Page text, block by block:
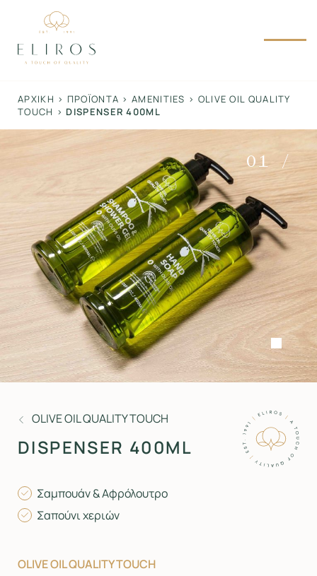
content
ΑΡΧΙΚΉ > ΠΡΟΪΌΝΤΑ >AMENITIES > OLIVE OIL QUALITY
TOUCH > DISPENSER 400ML
01
OLIVE OIL QUALITY TOUCH
DISPENSER 400ML
Σαμπουάν & Αφρόλουτρο
Σαπούνι χεριών
OLIVE OIL QUALITY TOUCH